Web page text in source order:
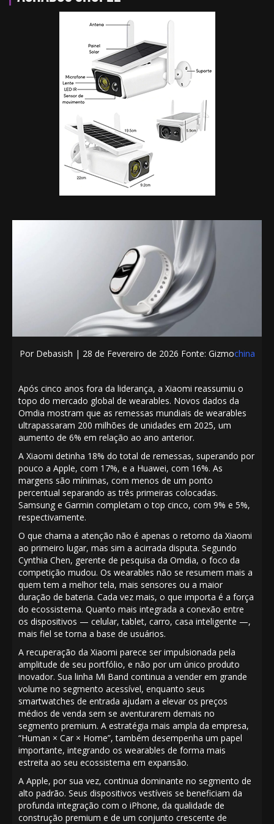
Por Debasish | 28 de Fevereiro de 2026 Fonte: Gizmochina
Após cinco anos fora da liderança, a Xiaomi reassumiu o
topo do mercado global de wearables. Novos dados da
Omdia mostram que as remessas mundiais de wearables
ultrapassaram 200 milhões de unidades em 2025, um
aumento de 6% em relação ao ano anterior.
A Xiaomi detinha 18% do total de remessas, superando por
pouco a Apple, com 17%, e a Huawei, com 16%. As
margens são mínimas, com menos de um ponto
percentual separando as três primeiras colocadas.
Samsung e Garmin completam o top cinco, com 9% e 5%,
respectivamente.
O que chama a atenção não é apenas o retorno da Xiaomi
ao primeiro lugar, mas sim a acirrada disputa. Segundo
Cynthia Chen, gerente de pesquisa da Omdia, o foco da
competição mudou. Os wearables não se resumem mais a
quem tem a melhor tela, mais sensores ou a maior
duração de bateria. Cada vez mais, o que importa é a força
do ecossistema. Quanto mais integrada a conexão entre
os dispositivos — celular, tablet, carro, casa inteligente —,
mais fiel se torna a base de usuários.
A recuperação da Xiaomi parece ser impulsionada pela
amplitude de seu portfólio, e não por um único produto
inovador. Sua linha Mi Band continua a vender em grande
volume no segmento acessível, enquanto seus
smartwatches de entrada ajudam a elevar os preços
médios de venda sem se aventurarem demais no
segmento premium. A estratégia mais ampla da empresa,
“Human × Car × Home”, também desempenha um papel
importante, integrando os wearables de forma mais
estreita ao seu ecossistema em expansão.
A Apple, por sua vez, continua dominante no segmento de
alto padrão. Seus dispositivos vestíveis se beneficiam da
profunda integração com o iPhone, da qualidade de
construção premium e de um conjunto crescente de